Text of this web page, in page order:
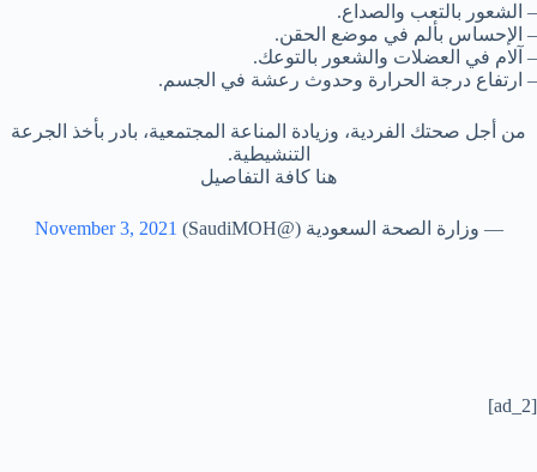
– الشعور بالتعب والصداع.
– الإحساس بألم في موضع الحقن.
– آلام في العضلات والشعور بالتوعك.
– ارتفاع درجة الحرارة وحدوث رعشة في الجسم.
من أجل صحتك الفردية، وزيادة المناعة المجتمعية، بادر بأخذ الجرعة
التنشيطية.
هنا كافة التفاصيل
— وزارة الصحة السعودية (@SaudiMOH) November 3, 2021
[ad_2]